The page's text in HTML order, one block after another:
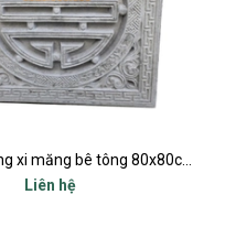
Chữ thọ vuông xi măng bê tông 80x80cm